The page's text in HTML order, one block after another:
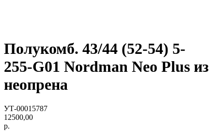
Полукомб. 43/44 (52-54) 5-
255-G01 Nordman Neo Plus из
неопрена
УТ-00015787
12500,00
р.